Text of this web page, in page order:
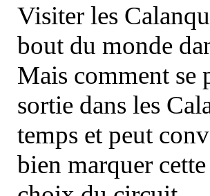
Visiter les
bout du monde
Mais comment se
sortie dans les
temps et peut
bien marquer